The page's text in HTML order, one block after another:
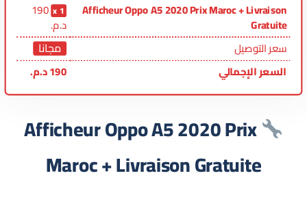
Afficheur Oppo A5 2020 Prix Maroc + Livraison
Gratuite
1
190
د.م.
سعر التوصيل
مجانا
السعر الإجمالي 190د.م.
Afficheur Oppo A5 2020 Prix
Maroc + Livraison Gratuite